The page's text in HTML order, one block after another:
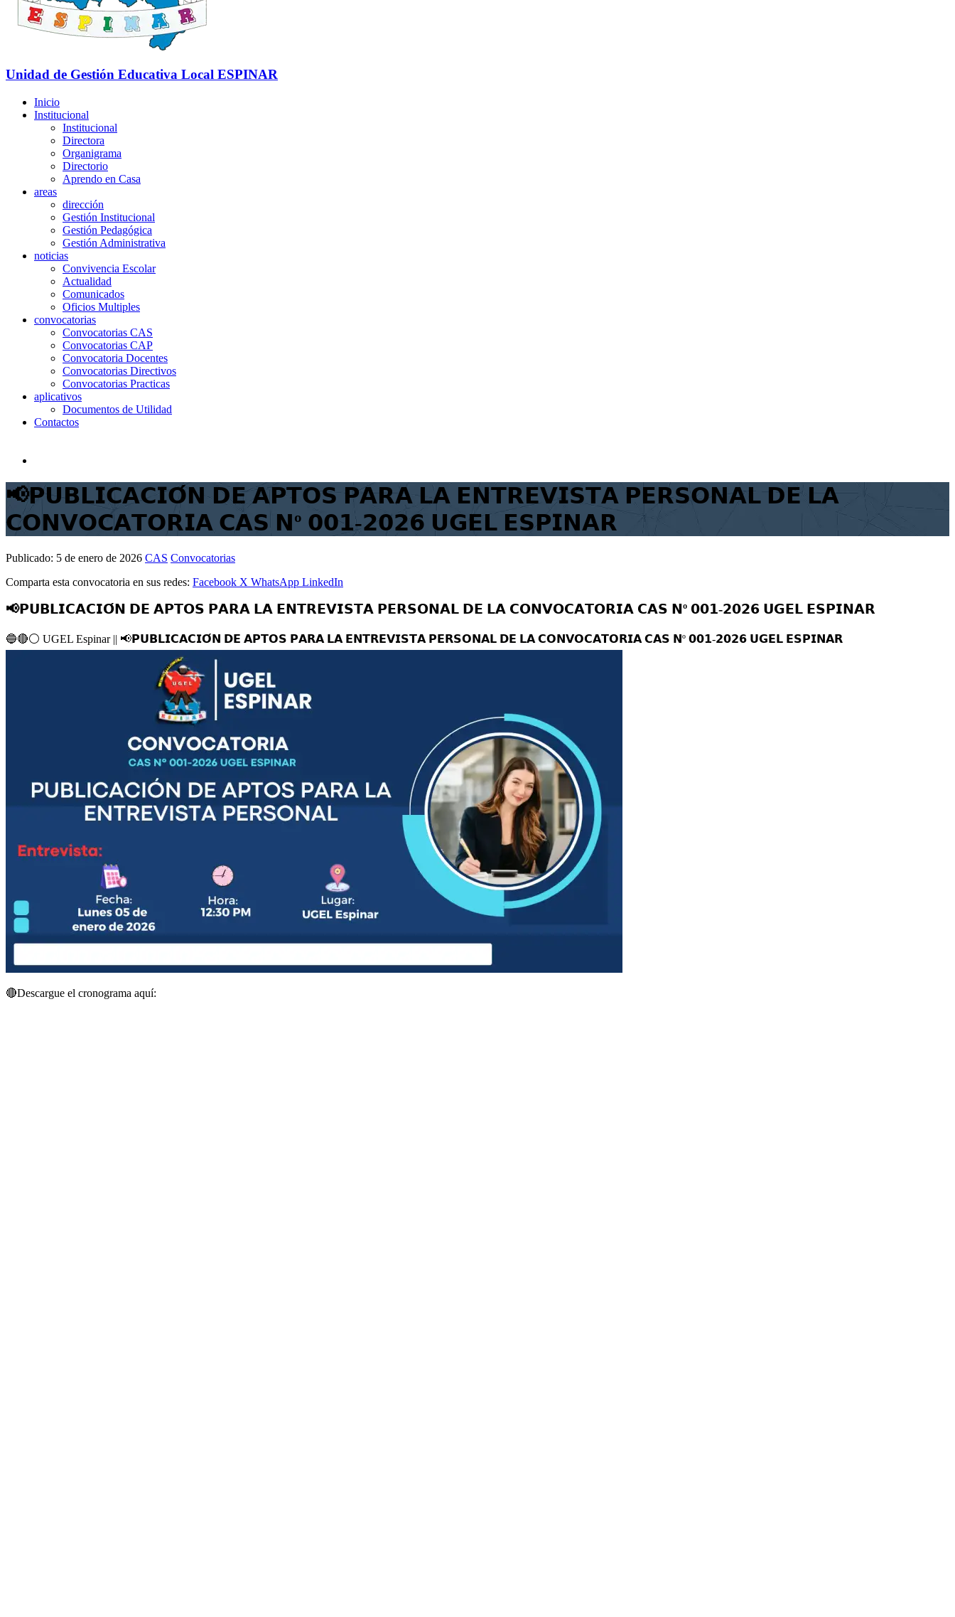
Unidad de Gestión Educativa Local ESPINAR
Inicio
Institucional
Institucional
Directora
Organigrama
Directorio
Aprendo en Casa
areas
dirección
Gestión Institucional
Gestión Pedagógica
Gestión Administrativa
noticias
Convivencia Escolar
Actualidad
Comunicados
Oficios Multiples
convocatorias
Convocatorias CAS
Convocatorias CAP
Convocatoria Docentes
Convocatorias Directivos
Convocatorias Practicas
aplicativos
Documentos de Utilidad
Contactos
📢𝗣𝗨𝗕𝗟𝗜𝗖𝗔𝗖𝗜𝗢́𝗡 𝗗𝗘 𝗔𝗣𝗧𝗢𝗦 𝗣𝗔𝗥𝗔 𝗟𝗔 𝗘𝗡𝗧𝗥𝗘𝗩𝗜𝗦𝗧𝗔 𝗣𝗘𝗥𝗦𝗢𝗡𝗔𝗟 𝗗𝗘 𝗟𝗔
𝗖𝗢𝗡𝗩𝗢𝗖𝗔𝗧𝗢𝗥𝗜𝗔 𝗖𝗔𝗦 𝗡º 𝟬𝟬𝟭-𝟮𝟬𝟮𝟲 𝗨𝗚𝗘𝗟 𝗘𝗦𝗣𝗜𝗡𝗔𝗥
Publicado: 5 de enero de 2026 CAS Convocatorias
Comparta esta convocatoria en sus redes: Facebook X WhatsApp LinkedIn
📢𝗣𝗨𝗕𝗟𝗜𝗖𝗔𝗖𝗜𝗢́𝗡 𝗗𝗘 𝗔𝗣𝗧𝗢𝗦 𝗣𝗔𝗥𝗔 𝗟𝗔 𝗘𝗡𝗧𝗥𝗘𝗩𝗜𝗦𝗧𝗔 𝗣𝗘𝗥𝗦𝗢𝗡𝗔𝗟 𝗗𝗘 𝗟𝗔 𝗖𝗢𝗡𝗩𝗢𝗖𝗔𝗧𝗢𝗥𝗜𝗔 𝗖𝗔𝗦 𝗡º 𝟬𝟬𝟭-𝟮𝟬𝟮𝟲 𝗨𝗚𝗘𝗟 𝗘𝗦𝗣𝗜𝗡𝗔𝗥
🔵🔴⚪️ UGEL Espinar || 📢 𝗣𝗨𝗕𝗟𝗜𝗖𝗔𝗖𝗜𝗢́𝗡 𝗗𝗘 𝗔𝗣𝗧𝗢𝗦 𝗣𝗔𝗥𝗔 𝗟𝗔 𝗘𝗡𝗧𝗥𝗘𝗩𝗜𝗦𝗧𝗔 𝗣𝗘𝗥𝗦𝗢𝗡𝗔𝗟 𝗗𝗘 𝗟𝗔 𝗖𝗢𝗡𝗩𝗢𝗖𝗔𝗧𝗢𝗥𝗜𝗔 𝗖𝗔𝗦 𝗡º 𝟬𝟬𝟭-𝟮𝟬𝟮𝟲 𝗨𝗚𝗘𝗟 𝗘𝗦𝗣𝗜𝗡𝗔𝗥
🔴Descargue el cronograma aquí: